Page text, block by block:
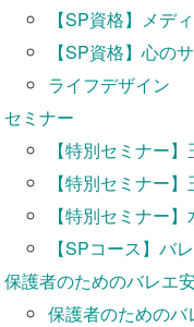
【SP資格】メデ
【SP資格】心の
ライフデザイン
【キャリ
セミナー
【特別セミナー
【特別セミナー
【特別セミナー
【SPコース】バ
保護者のためのバレエ
保護者のための